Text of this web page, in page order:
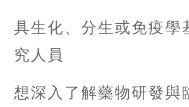
具生化、分生或免疫學
究人員
想深入了解藥物研發與